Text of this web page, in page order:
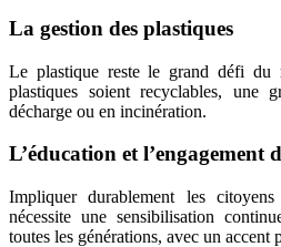
La gestion des plastiques
Le plastique reste le grand défi du
plastiques soient recyclables, une
décharge ou en incinération.
L’éducation et l’engagement
Impliquer durablement les
nécessite une sensibilisation
toutes les générations, avec un accent